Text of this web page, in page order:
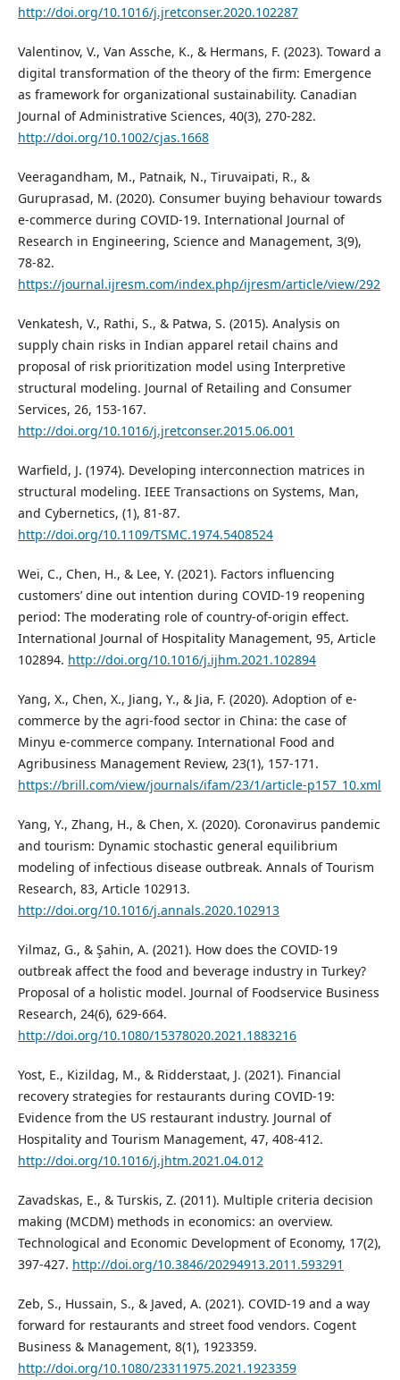
http://doi.org/10.1016/j.jretconser.2020.102287
Valentinov, V., Van Assche, K., & Hermans, F. (2023). Toward a
digital transformation of the theory of the firm: Emergence
as framework for organizational sustainability. Canadian
Journal of Administrative Sciences, 40(3), 270-282.
http://doi.org/10.1002/cjas.1668
Veeragandham, M., Patnaik, N., Tiruvaipati, R., &
Guruprasad, M. (2020). Consumer buying behaviour towards
e-commerce during COVID-19. International Journal of
Research in Engineering, Science and Management, 3(9),
78-82.
https://journal.ijresm.com/index.php/ijresm/article/view/292
Venkatesh, V., Rathi, S., & Patwa, S. (2015). Analysis on
supply chain risks in Indian apparel retail chains and
proposal of risk prioritization model using Interpretive
structural modeling. Journal of Retailing and Consumer
Services, 26, 153-167.
http://doi.org/10.1016/j.jretconser.2015.06.001
Warfield, J. (1974). Developing interconnection matrices in
structural modeling. IEEE Transactions on Systems, Man,
and Cybernetics, (1), 81-87.
http://doi.org/10.1109/TSMC.1974.5408524
Wei, C., Chen, H., & Lee, Y. (2021). Factors influencing
customers’ dine out intention during COVID-19 reopening
period: The moderating role of country-of-origin effect.
International Journal of Hospitality Management, 95, Article
102894. http://doi.org/10.1016/j.ijhm.2021.102894
Yang, X., Chen, X., Jiang, Y., & Jia, F. (2020). Adoption of e-
commerce by the agri-food sector in China: the case of
Minyu e-commerce company. International Food and
Agribusiness Management Review, 23(1), 157-171.
https://brill.com/view/journals/ifam/23/1/article-p157_10.xml
Yang, Y., Zhang, H., & Chen, X. (2020). Coronavirus pandemic
and tourism: Dynamic stochastic general equilibrium
modeling of infectious disease outbreak. Annals of Tourism
Research, 83, Article 102913.
http://doi.org/10.1016/j.annals.2020.102913
Yilmaz, G., & Şahin, A. (2021). How does the COVID-19
outbreak affect the food and beverage industry in Turkey?
Proposal of a holistic model. Journal of Foodservice Business
Research, 24(6), 629-664.
http://doi.org/10.1080/15378020.2021.1883216
Yost, E., Kizildag, M., & Ridderstaat, J. (2021). Financial
recovery strategies for restaurants during COVID-19:
Evidence from the US restaurant industry. Journal of
Hospitality and Tourism Management, 47, 408-412.
http://doi.org/10.1016/j.jhtm.2021.04.012
Zavadskas, E., & Turskis, Z. (2011). Multiple criteria decision
making (MCDM) methods in economics: an overview.
Technological and Economic Development of Economy, 17(2),
397-427. http://doi.org/10.3846/20294913.2011.593291
Zeb, S., Hussain, S., & Javed, A. (2021). COVID-19 and a way
forward for restaurants and street food vendors. Cogent
Business & Management, 8(1), 1923359.
http://doi.org/10.1080/23311975.2021.1923359